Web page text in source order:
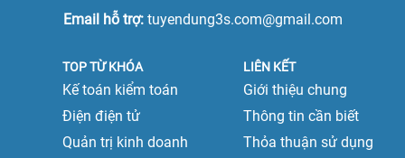
Email hỗ trợ: tuyendung3s.com@gmail.com
TOP TỪ KHÓA
Kế toán kiểm toán
Điện điện tử
Quản trị kinh doanh
LIÊN KẾT
Giới thiệu chung
Thông tin cần biết
Thỏa thuận sử dụng